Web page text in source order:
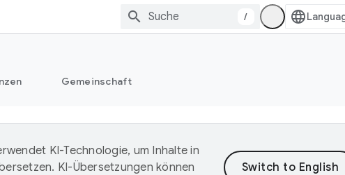
/
Gemeinschaft
KI-Technologie, um Inhalte in
KI-Übersetzungen können